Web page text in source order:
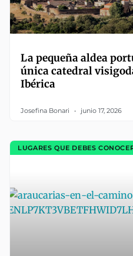
La pequeña aldea
única catedral
Ibérica
Josefina Bonari junio 17, 2026
LUGARES QUE DEBES